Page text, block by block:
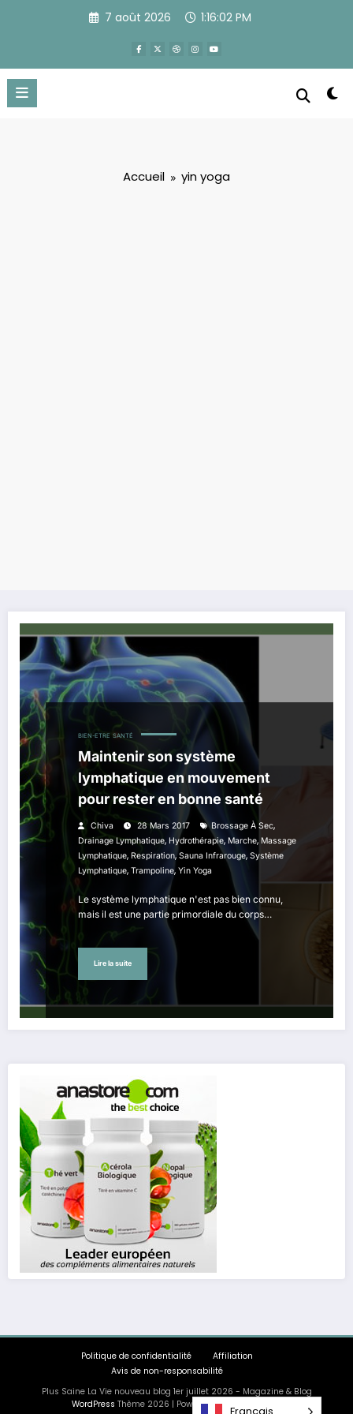
7 août 2026 1:16:02 PM
Accueil yin yoga
BIEN-ETRE SANTÉ
Maintenir son système
lymphatique en mouvement
pour rester en bonne santé
Chiva 28 Mars 2017 Brossage À Sec,
Drainage Lymphatique, Hydrothérapie, Marche, Massage
Lymphatique, Respiration,Sauna Infrarouge, Système
Lymphatique, Trampoline, Yin Yoga
Le système lymphatique n'est pas bien connu,
mais il est une partie primordiale du corps…
Lire la suite
Politique de confidentialité
Affiliation
Avis de non-responsabilité
Plus Saine La Vie nouveau blog 1er juillet 2026 - Magazine & Blog
WordPress Thème 2026 | Powered By